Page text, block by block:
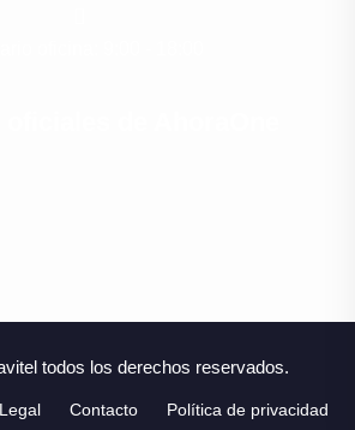
todos los derechos reservados.
Contacto Política de privacidad